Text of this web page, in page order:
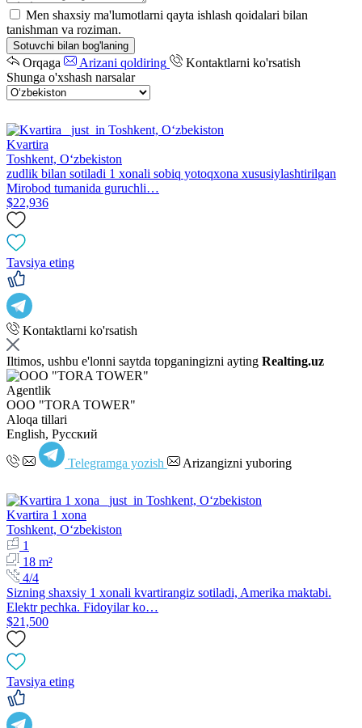
Men shaxsiy ma'lumotlarni qayta ishlash qoidalari bilan
tanishman va roziman.
Sotuvchi bilan bog'laning
Orqaga Arizani qoldiring
Kontaktlarni ko'rsatish
Shunga o'xshash narsalar
Kvartira
Toshkent, Oʻzbekiston
zudlik bilan sotiladi 1 xonali sobiq yotoqxona xususiylashtirilgan
Mirobod tumanida guruchli…
$22,936
Tavsiya eting
Kontaktlarni ko'rsatish
Iltimos, ushbu e'lonni saytda topganingizni ayting Realting.uz
Agentlik
OOO "TORA TOWER"
Aloqa tillari
English, Русский
Telegramga yozish Arizangizni yuboring
Kvartira 1 xona
Toshkent, Oʻzbekiston
1
18 m²
4/4
Sizning shaxsiy 1 xonali kvartirangiz sotiladi, Amerika maktabi.
Elektr pechka. Fidoyilar ko…
$21,500
Tavsiya eting